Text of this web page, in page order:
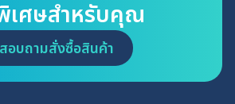
เศษสำหรับคุณ
สอบถามสั่งซื้อสินค้า